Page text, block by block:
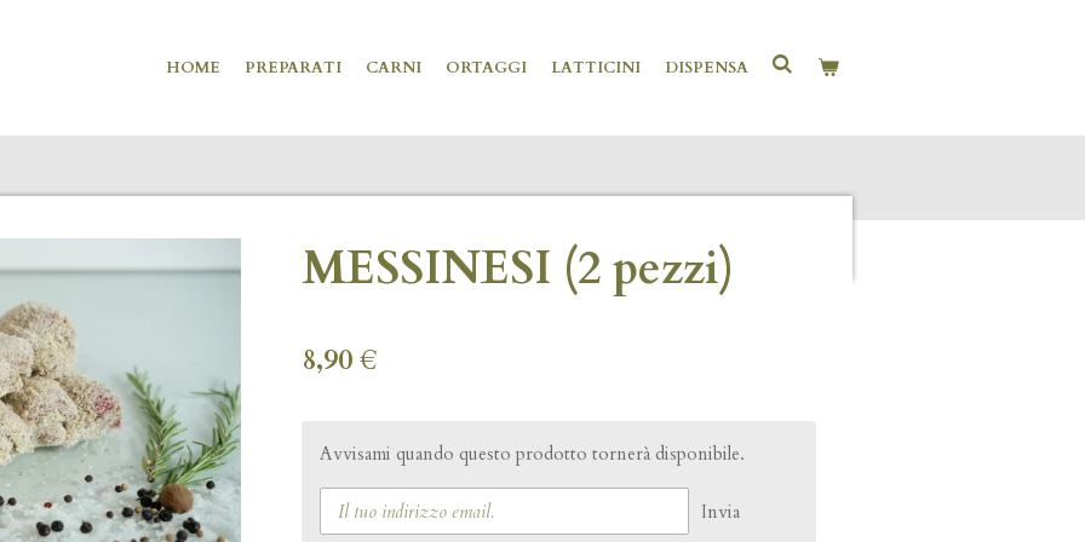
HOME PREPARATI CARNI ORTAGGI LATTICINI DISPENSA
MESSINESI (2 pezzi)
8,90 €
Avvisami quando questo prodotto tornerà disponibile.
Invia